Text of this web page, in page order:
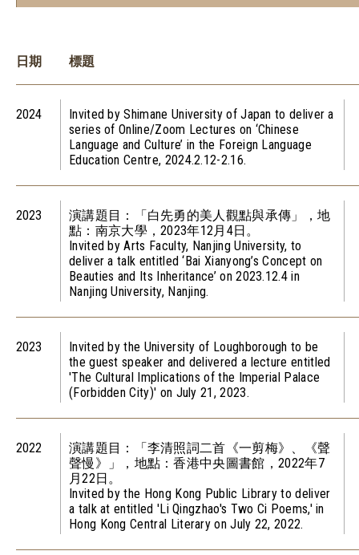
日期 標題
2024
Invited by Shimane University of Japan to deliver a
series of Online/Zoom Lectures on ‘Chinese
Language and Culture’ in the Foreign Language
Education Centre, 2024.2.12­-2.16.
2023
演講題目：「白先勇的美人觀點與承傳」，地
點：南京大學，2023年12月4日。
Invited by Arts Faculty, Nanjing University, to
deliver a talk entitled ‘Bai Xianyong’s Concept on
Beauties and Its Inheritance’ on 2023.12.4 in
Nanjing University, Nanjing.
2023
Invited by the University of Loughborough to be
the guest speaker and delivered a lecture entitled
'The Cultural Implications of the Imperial Palace
(Forbidden City)' on July 21, 2023.
2022
演講題目：「李清照詞二首《一剪梅》、《聲
聲慢》」，地點：香港中央圖書館，2022年7
月22日。
Invited by the Hong Kong Public Library to deliver
a talk at entitled 'Li Qingzhao's Two Ci Poems,' in
Hong Kong Central Literary on July 22, 2022.